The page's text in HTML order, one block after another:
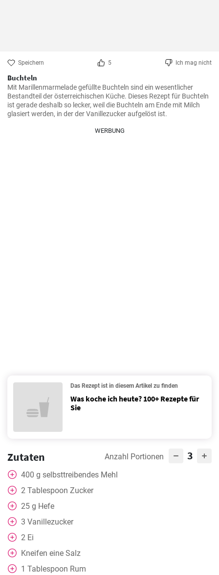
Speichern 5 Ich mag nicht
Buchteln
Mit Marillenmarmelade gefüllte Buchteln sind ein wesentlicher
Bestandteil der österreichischen Küche. Dieses Rezept für Buchteln
ist gerade deshalb so lecker, weil die Buchteln am Ende mit Milch
glasiert werden, in der der Vanillezucker aufgelöst ist.
WERBUNG
Das Rezept ist in diesem Artikel zu finden
Was koche ich heute? 100+ Rezepte für
Sie
Zutaten Anzahl Portionen 3
400 g selbsttreibendes Mehl
2 Tablespoon Zucker
25 g Hefe
3 Vanillezucker
2 Ei
Kneifen eine Salz
1 Tablespoon Rum